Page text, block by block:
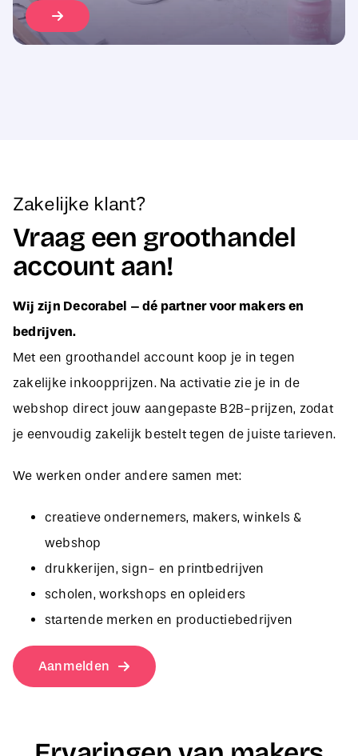
Vraag een groothandel
account aan!
Wij zijn Decorabel – dé partner voor makers en
bedrijven.
Met een groothandel account koop je in tegen
zakelijke inkoopprijzen. Na activatie zie je in de
webshop direct jouw aangepaste B2B-prijzen, zodat
je eenvoudig zakelijk bestelt tegen de juiste tarieven.
We werken onder andere samen met:
webshop
drukkerijen, sign- en printbedrijven
scholen, workshops en opleiders
startende merken en productiebedrijven